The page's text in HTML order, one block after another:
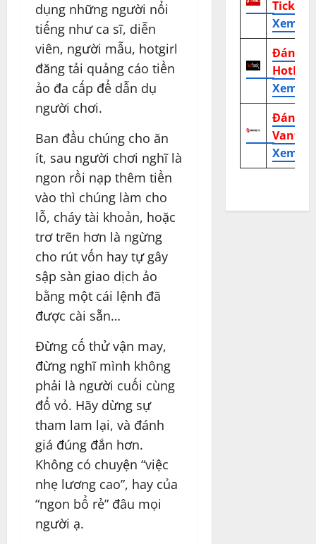
dụng những người nổi
tiếng như ca sĩ, diễn
viên, người mẫu, hotgirl
đăng tải quảng cáo tiền
ảo đa cấp để dẫn dụ
người chơi.
Ban đầu chúng cho ăn
ít, sau người chơi nghĩ là
ngon rồi nạp thêm tiền
vào thì chúng làm cho
lỗ, cháy tài khoản, hoặc
trơ trẽn hơn là ngừng
cho rút vốn hay tự gây
sập sàn giao dịch ảo
bằng một cái lệnh đã
được cài sẵn…
Đừng cố thử vận may,
đừng nghĩ mình không
phải là người cuối cùng
đổ vỏ. Hãy dừng sự
tham lam lại, và đánh
giá đúng đắn hơn.
Không có chuyện “việc
nhẹ lương cao”, hay của
“ngon bổ rẻ” đâu mọi
người ạ.
TickMill
Xem
Đánh
Xem
Đánh
Xem